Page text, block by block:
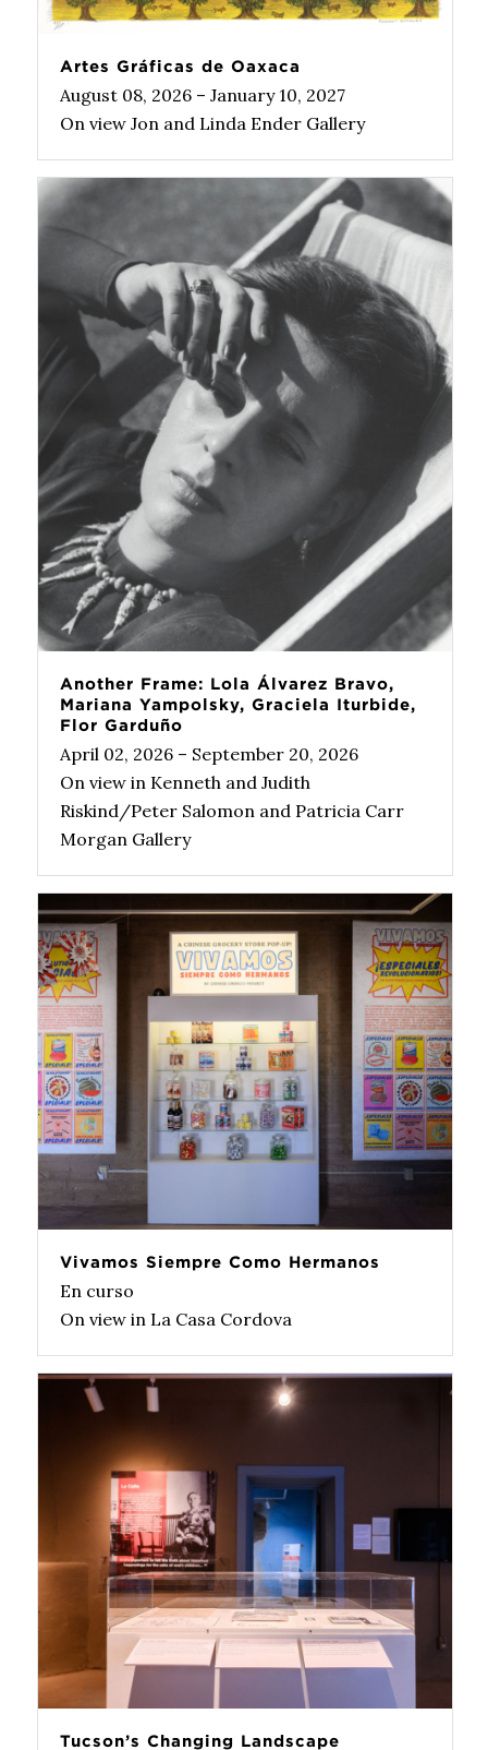
Artes Gráficas de Oaxaca
August 08, 2026 – January 10, 2027
On view Jon and Linda Ender Gallery
Another Frame: Lola Álvarez Bravo,
Mariana Yampolsky, Graciela Iturbide,
Flor Garduño
April 02, 2026 – September 20, 2026
On view in Kenneth and Judith
Riskind/Peter Salomon and Patricia Carr
Morgan Gallery
Vivamos Siempre Como Hermanos
En curso
On view in La Casa Cordova
Tucson’s Changing Landscape